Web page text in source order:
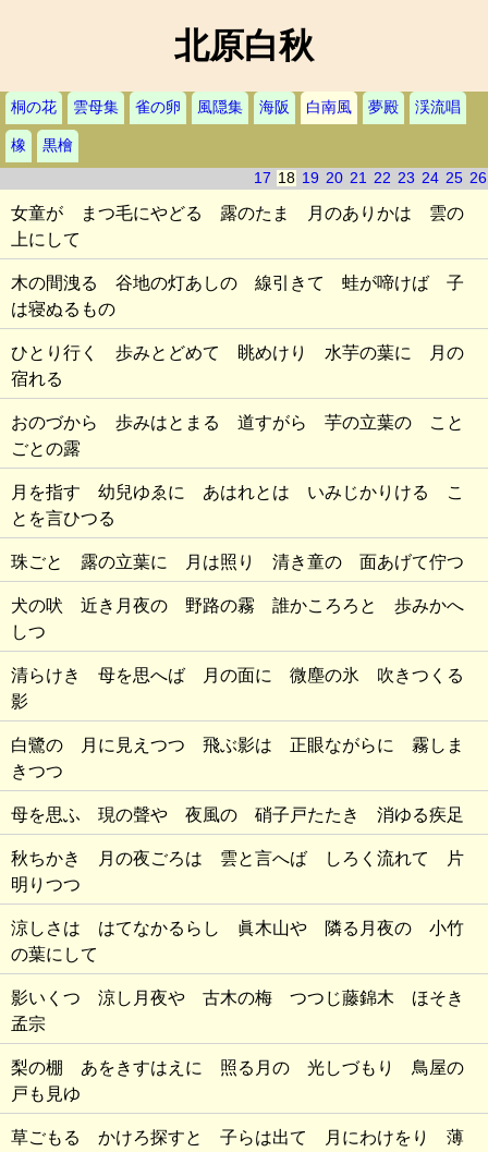
北原白秋
桐の花 雲母集 雀の卵 風隠集 海阪 白南風 夢殿 渓流唱
橡
黒檜
17 18 19 20 21 22 23 24 25 26
女童が まつ毛にやどる 露のたま 月のありかは 雲の
上にして
木の間洩る 谷地の灯あしの 線引きて 蛙が啼けば 子
は寝ぬるもの
ひとり行く 歩みとどめて 眺めけり 水芋の葉に 月の
宿れる
おのづから 歩みはとまる 道すがら 芋の立葉の こと
ごとの露
月を指す 幼兒ゆゑに あはれとは いみじかりける こ
とを言ひつる
珠ごと 露の立葉に 月は照り 清き童の 面あげて佇つ
犬の吠 近き月夜の 野路の霧 誰かころろと 歩みかへ
しつ
清らけき 母を思へば 月の面に 微塵の氷 吹きつくる
影
白鷺の 月に見えつつ 飛ぶ影は 正眼ながらに 霧しま
きつつ
母を思ふ 現の聲や 夜風の 硝子戸たたき 消ゆる疾足
秋ちかき 月の夜ごろは 雲と言へば しろく流れて 片
明りつつ
涼しさは はてなかるらし 眞木山や 隣る月夜の 小竹
の葉にして
影いくつ 涼し月夜や 古木の梅 つつじ藤錦木 ほそき
孟宗
梨の棚 あをきすはえに 照る月の 光しづもり 鳥屋の
戸も見ゆ
草ごもる かけろ探すと 子らは出て 月にわけをり 薄